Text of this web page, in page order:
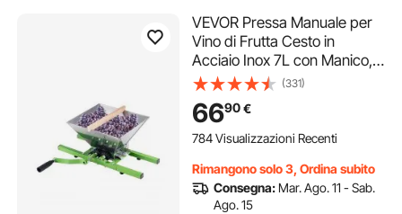
VEVOR Pressa Manuale per
Vino di Frutta Cesto in
Acciaio Inox 7L con Manico,
Spremiagrumi Manuale per
Bevande Alcoliche Pressa
per Sidro, Mela, Uva, Tintura,
Miele, Olio d'Oliva Cucina,
(331)
6690€
784 Visualizzazioni Recenti
Rimangono solo 3, Ordina subito
Consegna: Mar. Ago. 11 - Sab.
Ago. 15